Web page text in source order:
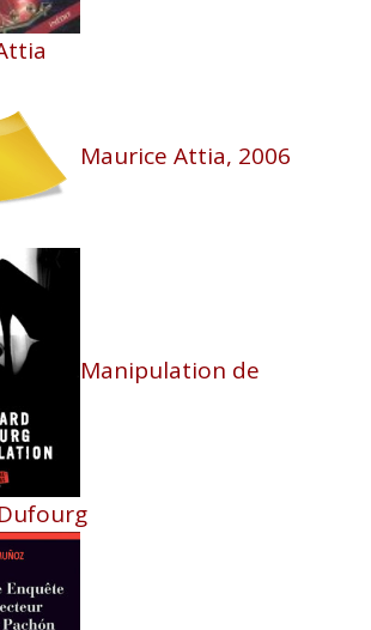
Maurice Attia, 2006
Manipulation de